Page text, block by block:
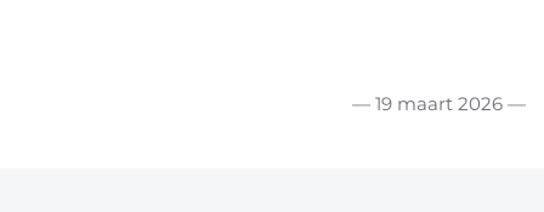
— 19 maart 2026 —